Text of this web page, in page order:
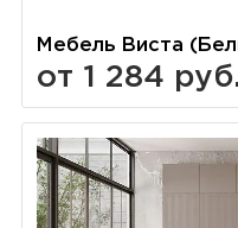
Мебель Виста
от 1 284